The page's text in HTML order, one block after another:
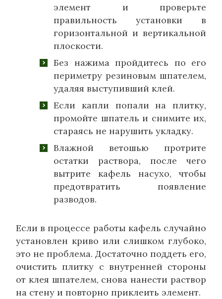
элемент и проверьте
правильность установки в
горизонтальной и вертикальной
плоскости.
Без нажима пройдитесь по его
периметру резиновым шпателем,
удаляя выступивший клей.
Если капли попали на плитку,
промойте шпатель и снимите их,
стараясь не нарушить укладку.
Влажной ветошью протрите
остатки раствора, после чего
вытрите кафель насухо, чтобы
предотвратить появление
разводов.
Если в процессе работы кафель случайно
установлен криво или слишком глубоко,
это не проблема. Достаточно поддеть его,
очистить плитку с внутренней стороны
от клея шпателем, снова нанести раствор
на стену и повторно приклеить элемент.